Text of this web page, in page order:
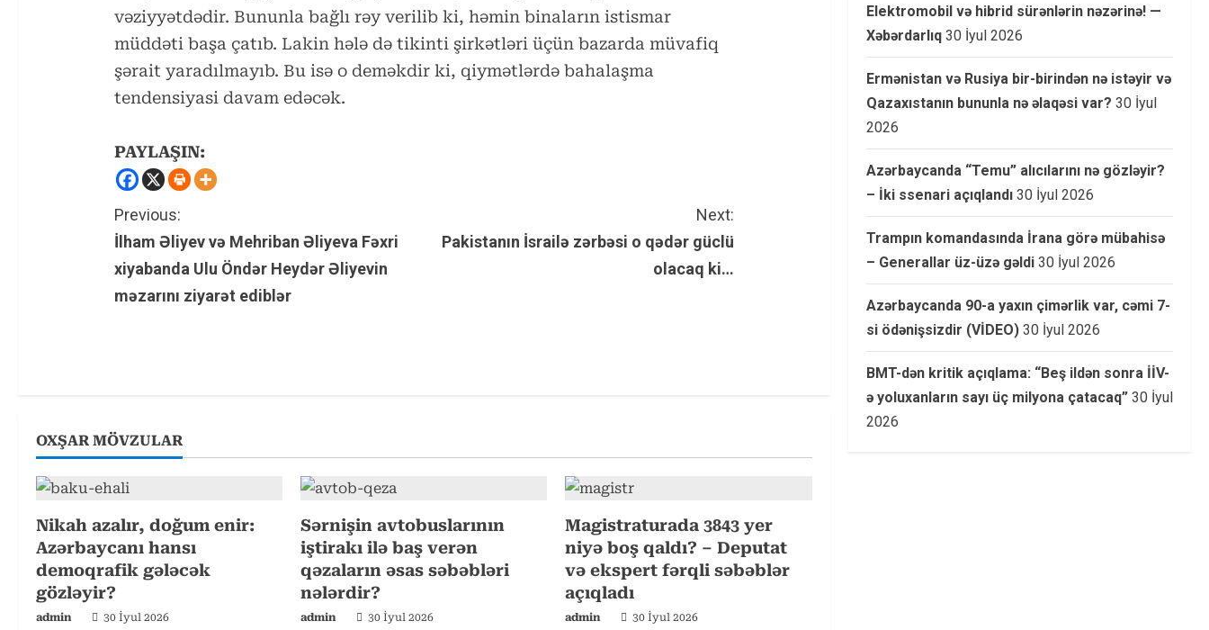
vəziyyətdədir. Bununla bağlı rəy verilib ki, həmin binaların istismar
müddəti başa çatıb. Lakin hələ də tikinti şirkətləri üçün bazarda müvafiq
şərait yaradılmayıb. Bu isə o deməkdir ki, qiymətlərdə bahalaşma
tendensiyasi davam edəcək.
PAYLAŞIN:
C
o
n
u
e
R
e
a
Previous:
İlham Əliyev və Mehriban Əliyeva Fəxri
xiyabanda Ulu Öndər Heydər Əliyevin
məzarını ziyarət ediblər
Next:
Pakistanın İsrailə zərbəsi o qədər güclü
olacaq ki…
OXŞAR MÖVZULAR
Nikah azalır, doğum enir:
Azərbaycanı hansı
demoqrafik gələcək
gözləyir?
admin 30 İyul 2026
Sərnişin avtobuslarının
iştirakı ilə baş verən
qəzaların əsas səbəbləri
nələrdir?
admin 30 İyul 2026
Magistraturada 3843 yer
niyə boş qaldı? – Deputat
və ekspert fərqli səbəblər
açıqladı
admin 30 İyul 2026
Elektromobil və hibrid sürənlərin nəzərinə! —
Xəbərdarlıq 30 İyul 2026
Ermənistan və Rusiya bir-birindən nə istəyir və
Qazaxıstanın bununla nə əlaqəsi var? 30 İyul
2026
Azərbaycanda “Temu” alıcılarını nə gözləyir?
– İki ssenari açıqlandı 30 İyul 2026
Trampın komandasında İrana görə mübahisə
– Generallar üz-üzə gəldi 30 İyul 2026
Azərbaycanda 90-a yaxın çimərlik var, cəmi 7-
si ödənişsizdir (VİDEO) 30 İyul 2026
BMT-dən kritik açıqlama: “Beş ildən sonra İİV-
ə yoluxanların sayı üç milyona çatacaq” 30 İyul
2026